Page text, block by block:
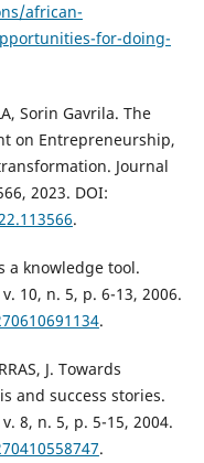
african-
for-doing-
Sorin Gavrila. The
on Entrepreneurship,
Journal
2023. DOI:
.
a knowledge tool.
10, n. 5, p. 6-13, 2006.
.
J. Towards
and success stories.
8, n. 5, p. 5-15, 2004.
.